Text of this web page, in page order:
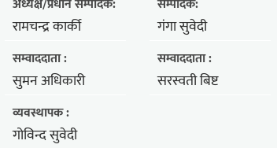
रामचन्द्र कार्की गंगा सुवेदी
सम्वाददाता :
सुमन अधिकारी
सम्वाददाता :
सरस्वती बिष्ट
व्यवस्थापक :
गोविन्द सुवेदी